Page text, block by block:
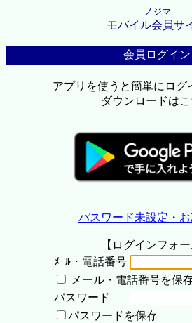
ノジマ
モバイル会員サ
会員ログイン
アプリを使うと簡単にログ
ダウンロードはこ
パスワード未設定・
【ログインフォー
ﾒｰﾙ・電話番号
メール・電話番号を保
パスワード
パスワードを保存